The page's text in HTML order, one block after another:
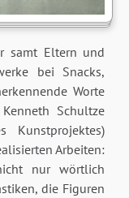
samt Eltern und
bei Snacks,
Worte
Schultze
Kunstprojektes)
Arbeiten:
nur wörtlich
die Figuren